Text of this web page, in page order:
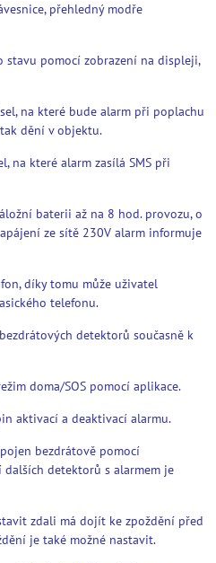
přehledný modře
pomocí zobrazení na displeji,
na které bude alarm při poplachu
dění v objektu.
na které alarm zasílá SMS při
baterii až na 8 hod. provozu, o
ze sítě 230V alarm informuje
díky tomu může uživatel
telefonu.
detektorů současně k
doma/SOS pomocí aplikace.
aktivací a deaktivací alarmu.
bezdrátově pomocí
detektorů s alarmem je
zdali má dojít ke zpoždění před
je také možné nastavit.